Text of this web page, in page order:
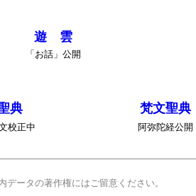
遊 雲
「お話」公開
典 梵文聖典
校正中 阿弥陀経公開
ータの著作権にはご留意ください。